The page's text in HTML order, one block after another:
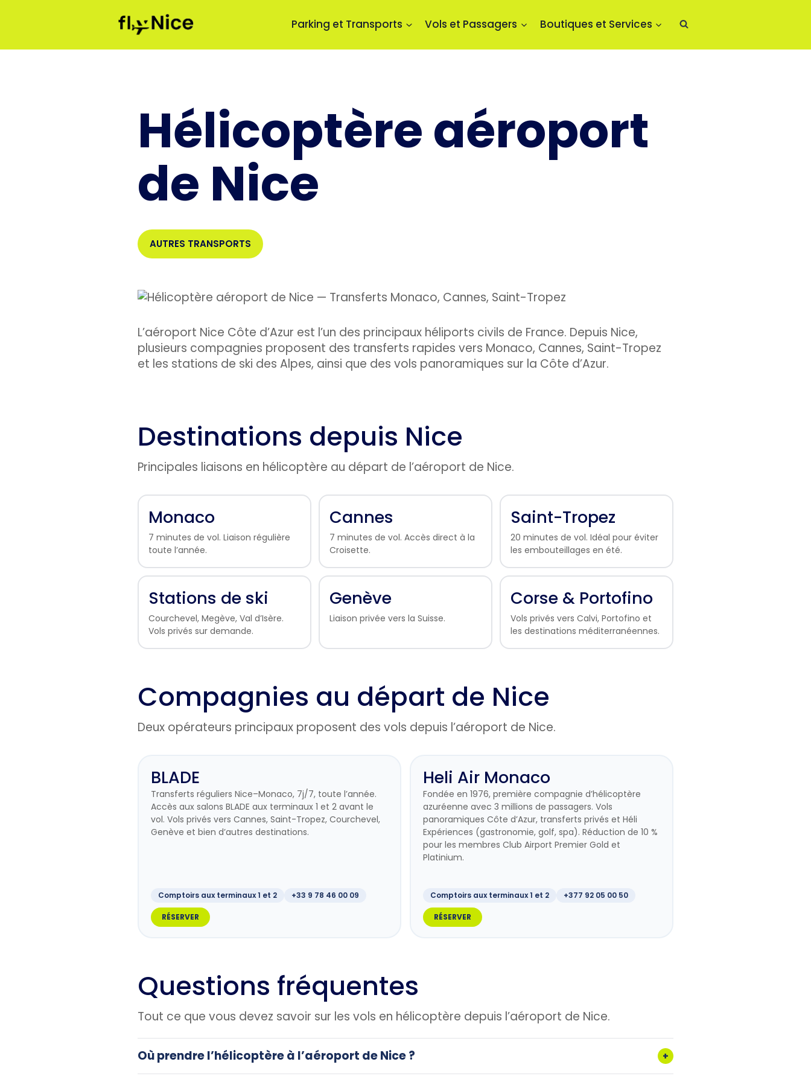
Parking et Transports Vols et Passagers Boutiques et Services
Hélicoptère aéroport
de Nice
AUTRES TRANSPORTS
L’aéroport Nice Côte d’Azur est l’un des principaux héliports civils de France. Depuis Nice,
plusieurs compagnies proposent des transferts rapides vers Monaco, Cannes, Saint-Tropez
et les stations de ski des Alpes, ainsi que des vols panoramiques sur la Côte d’Azur.
Destinations depuis Nice
Principales liaisons en hélicoptère au départ de l’aéroport de Nice.
Monaco
7 minutes de vol. Liaison régulière
toute l’année.
Cannes
7 minutes de vol. Accès direct à la
Croisette.
Saint-Tropez
20 minutes de vol. Idéal pour éviter
les embouteillages en été.
Stations de ski
Courchevel, Megève, Val d’Isère.
Vols privés sur demande.
Genève
Liaison privée vers la Suisse.
Corse & Portofino
Vols privés vers Calvi, Portofino et
les destinations méditerranéennes.
Compagnies au départ de Nice
Deux opérateurs principaux proposent des vols depuis l’aéroport de Nice.
BLADE
Transferts réguliers Nice–Monaco, 7j/7, toute l’année.
Accès aux salons BLADE aux terminaux 1 et 2 avant le
vol. Vols privés vers Cannes, Saint-Tropez, Courchevel,
Genève et bien d’autres destinations.
Comptoirs aux terminaux 1 et 2 +33 9 78 46 00 09
RÉSERVER
Heli Air Monaco
Fondée en 1976, première compagnie d’hélicoptère
azuréenne avec 3 millions de passagers. Vols
panoramiques Côte d’Azur, transferts privés et Héli
Expériences (gastronomie, golf, spa). Réduction de 10 %
pour les membres Club Airport Premier Gold et
Platinium.
Comptoirs aux terminaux 1 et 2 +377 92 05 00 50
RÉSERVER
Questions fréquentes
Tout ce que vous devez savoir sur les vols en hélicoptère depuis l’aéroport de Nice.
Où prendre l’hélicoptère à l’aéroport de Nice ? +